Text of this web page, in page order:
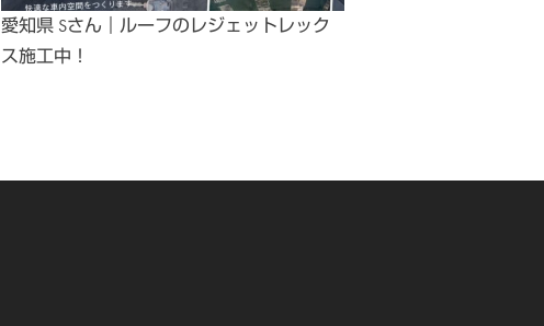
愛知県 Sさん｜ルーフのレジェットレック
ス施工中！